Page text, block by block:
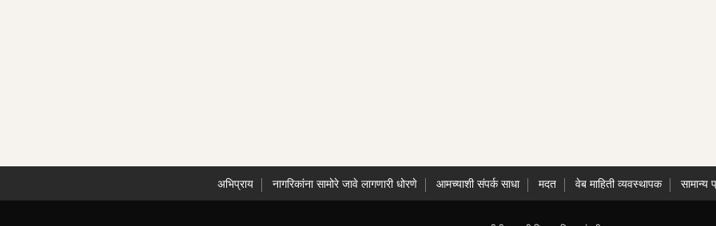
अभिप्राय नागरिकांना सामोरे जावे लागणारी धोरणे आमच्याशी संपर्क साधा मदत वेब माहिती व्यवस्थापक सामान्य